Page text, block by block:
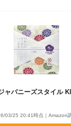
ャパニーズスタイル
03/25 20:41時点｜Amazon